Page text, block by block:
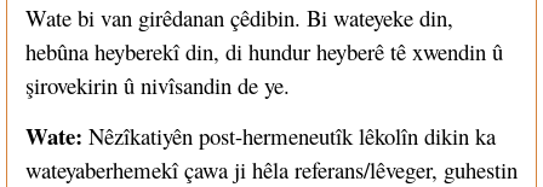
Wate bi van girêdanan çêdibin. Bi wateyeke din,
hebûna heyberekî din, di hundur heyberê tê xwendin û
şirovekirin û nivîsandin de ye.
Wate: Nêzîkatiyên post-hermeneutîk lêkolîn dikin ka
wateyaberhemekî çawa ji hêla referans/lêveger, guhestin